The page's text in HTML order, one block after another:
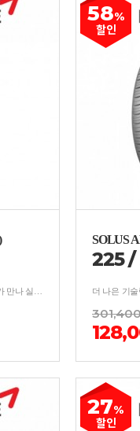
58%
할인
SOLUS
225/
27%
할인